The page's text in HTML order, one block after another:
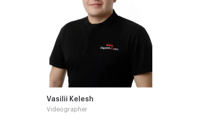
Vasilii Kelesh
Videographer